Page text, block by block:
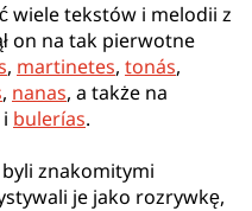
wiele tekstów i melodii z
on na tak pierwotne
, martinetes, tonás,
, nanas, a także na
i bulerías.
znakomitymi
je jako rozrywkę,